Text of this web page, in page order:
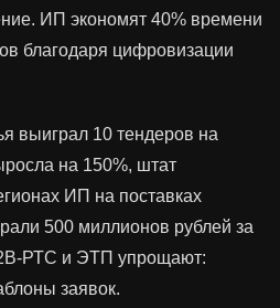
ИП экономят 40% времени
благодаря цифровизации
выиграл 10 тендеров на
на 150%, штат
ИП на поставках
500 миллионов рублей за
РТС и ЭТП упрощают:
заявок.